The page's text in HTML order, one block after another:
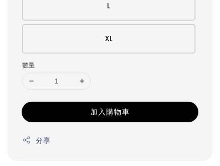
L
XL
數量
加入購物車
分享